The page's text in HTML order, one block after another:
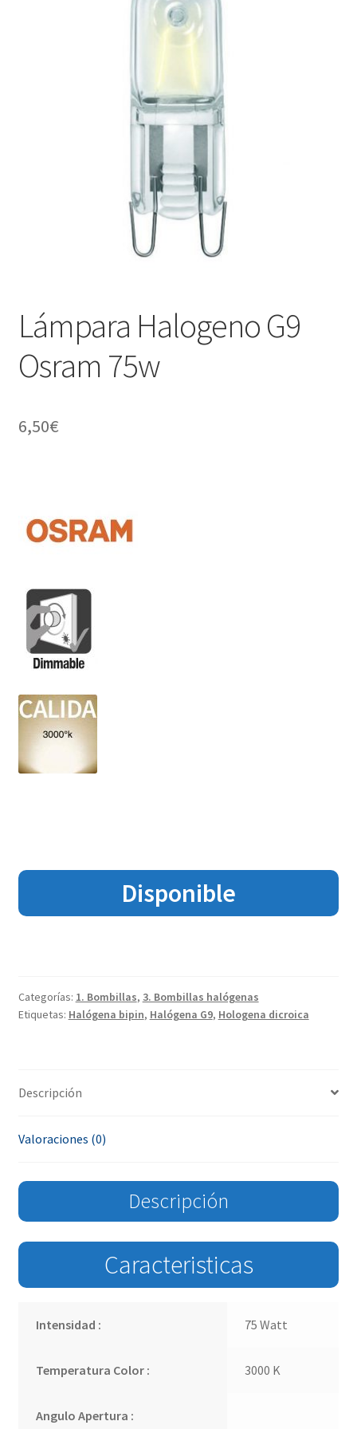
Lámpara Halogeno G9
Osram 75w
6,50€
Disponible
Categorías: 1. Bombillas, 3. Bombillas halógenas
Etiquetas: Halógena bipin, Halógena G9, Hologena dicroica
Descripción
Valoraciones (0)
Descripción
Caracteristicas
Intensidad : 75 Watt
Temperatura Color : 3000 K
Angulo Apertura :